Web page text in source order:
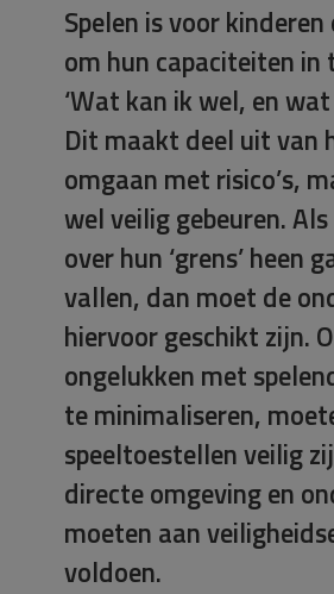
Spelen is voor
om hun capaciteiten in
‘Wat kan ik wel, en wat
Dit maakt deel uit van
omgaan met risico’s,
wel veilig gebeuren.
over hun ‘grens’ heen
vallen, dan moet de
hiervoor geschikt zijn.
ongelukken met
te minimaliseren,
speeltoestellen veilig
directe omgeving en
moeten aan
voldoen.